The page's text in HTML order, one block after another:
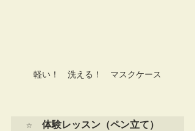
軽い！　洗える！　マスクケース
☆　体験レッスン（ペン立て）